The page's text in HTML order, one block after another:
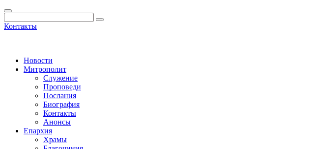
Контакты
Новости
Митрополит
Служение
Проповеди
Послания
Биография
Контакты
Анонсы
Епархия
Храмы